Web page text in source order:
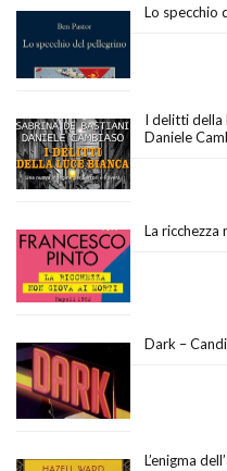
Lo specchio
I delitti della
Daniele
La ricchezza
Dark –
L’enigma